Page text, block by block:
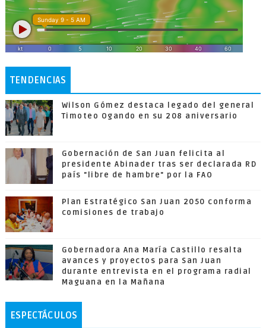
TENDENCIAS
Wilson Gómez destaca legado del general
Timoteo Ogando en su 208 aniversario
Gobernación de San Juan felicita al
presidente Abinader tras ser declarada RD
país "libre de hambre" por la FAO
Plan Estratégico San Juan 2050 conforma
comisiones de trabajo
Gobernadora Ana María Castillo resalta
avances y proyectos para San Juan
durante entrevista en el programa radial
Maguana en la Mañana
ESPECTÁCULOS